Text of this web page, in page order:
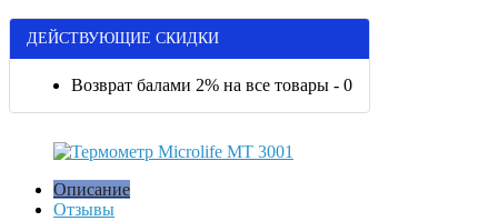
ДЕЙСТВУЮЩИЕ СКИДКИ
Возврат балами 2% на все товары - 0
Описание
Отзывы